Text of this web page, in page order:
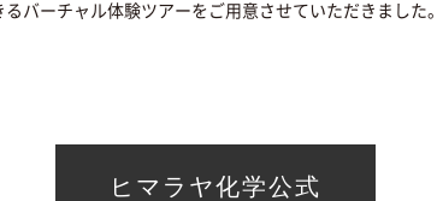
バーチャル体験ツアーをご用意させていただきました。
ヒマラヤ化学公式